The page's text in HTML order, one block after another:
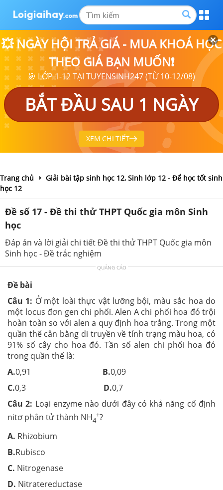
💥 NGÀY HỘI TRẢ GIÁ - MUA KHOÁ HỌC
THEO GIÁ BẠN MUỐN❗
🎯 LỚP 1-12 TẠI TUYENSINH247 (TỪ 10-12/08)
BẮT ĐẦU SAU 1 NGÀY
XEM CHI TIẾT
Trang chủ
Giải bài tập sinh học 12, Sinh lớp 12 - Để học tốt sinh
học 12
Đề số 17 - Đề thi thử THPT Quốc gia môn Sinh
học
Đáp án và lời giải chi tiết Đề thi thử THPT Quốc gia môn
Sinh học - Đề trắc nghiệm
QUẢNG CÁO
Đề bài
Câu 1: Ở một loài thực vật lưỡng bội, màu sắc hoa do
một locus đơn gen chi phối. Alen A chi phối hoa đỏ trội
hoàn toàn so với alen a quy định hoa trắng. Trong một
quần thể cân bằng di truyền về tính trạng màu hoa, có
91% số cây cho hoa đỏ. Tần số alen chi phối hoa đỏ
trong quần thể là:
A.0,91 B.0,09
C.0,3 D.0,7
Câu 2: Loại enzyme nào dưới đây có khả năng cố định
nitơ phân tử thành NH4
+?
A. Rhizobium
B.Rubisco
C. Nitrogenase
D. Nitratereductase